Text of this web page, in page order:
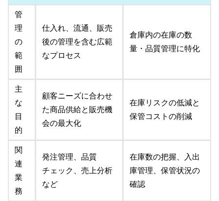
管
理
の
範
囲
仕入れ、流通、販売
後の管理を含む広範
なプロセス
倉庫内の在庫の数
量・品質管理に特化
主
な
目
的
顧客ニーズに合わせ
た商品供給と販売機
会の最大化
在庫リスクの低減と
保管コストの削減
関
連
業
務
発注管理、品質
チェック、売上分析
など
在庫数の把握、入出
庫管理、保管状況の
確認